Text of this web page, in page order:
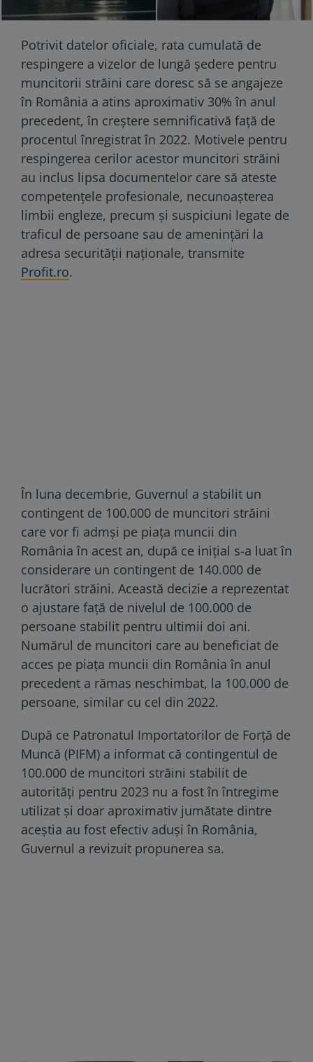
Potrivit datelor oficiale, rata cumulată de
respingere a vizelor de lungă ședere pentru
muncitorii străini care doresc să se angajeze
în România a atins aproximativ 30% în anul
precedent, în creștere semnificativă față de
procentul înregistrat în 2022. Motivele pentru
respingerea cerilor acestor muncitori străini
au inclus lipsa documentelor care să ateste
competențele profesionale, necunoașterea
limbii engleze, precum și suspiciuni legate de
traficul de persoane sau de amenințări la
adresa securității naționale, transmite
Profit.ro.
În luna decembrie, Guvernul a stabilit un
contingent de 100.000 de muncitori străini
care vor fi admși pe piața muncii din
România în acest an, după ce inițial s-a luat în
considerare un contingent de 140.000 de
lucrători străini. Această decizie a reprezentat
o ajustare față de nivelul de 100.000 de
persoane stabilit pentru ultimii doi ani.
Numărul de muncitori care au beneficiat de
acces pe piața muncii din România în anul
precedent a rămas neschimbat, la 100.000 de
persoane, similar cu cel din 2022.
După ce Patronatul Importatorilor de Forță de
Muncă (PIFM) a informat că contingentul de
100.000 de muncitori străini stabilit de
autorități pentru 2023 nu a fost în întregime
utilizat și doar aproximativ jumătate dintre
aceștia au fost efectiv aduși în România,
Guvernul a revizuit propunerea sa.